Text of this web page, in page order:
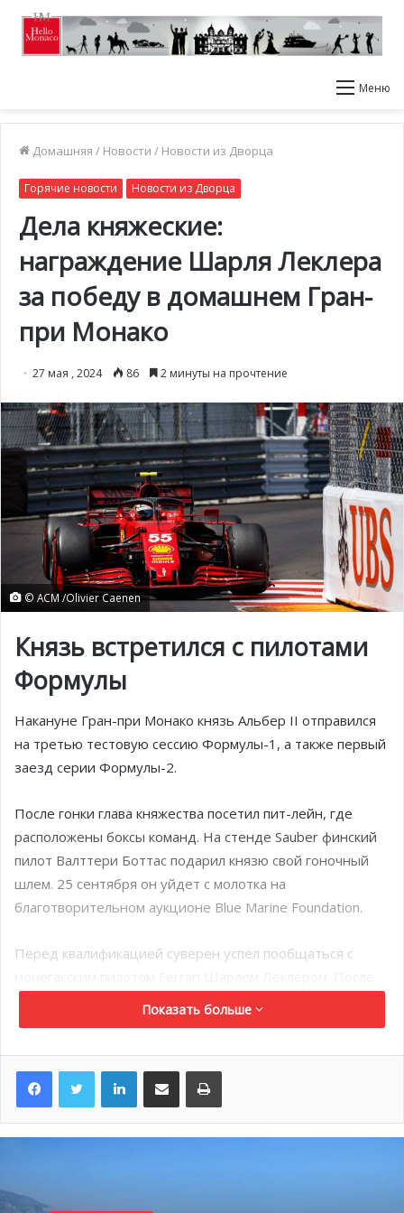
Меню
Домашняя / Новости / Новости из Дворца
Горячие новости Новости из Дворца
Дела княжеские:
награждение Шарля Леклера
за победу в домашнем Гран-
при Монако
27 мая , 2024 86 2 минуты на прочтение
© ACM /Olivier Caenen
Князь встретился с пилотами
Формулы
Накануне Гран-при Монако князь Альбер II отправился
на третью тестовую сессию Формулы-1, а также первый
заезд серии Формулы-2.
После гонки глава княжества посетил пит-лейн, где
расположены боксы команд. На стенде Sauber финский
пилот Валттери Боттас подарил князю свой гоночный
шлем. 25 сентября он уйдет с молотка на
благотворительном аукционе Blue Marine Foundation.
Перед квалификацией суверен успел пообщаться с
чего князь с принцессой Шарлен навестили людей с
ограниченными возможностями на специальной
(Association Monégasque des Handicapés Moteurs).
Ежегодно Автомобильный клуб Монако выделяет
чета сделала фото и пообщалась с членами ассоциации.
Представители княжеской
Показать больше
LinkedInПоделиться по электронной почте Распечатать